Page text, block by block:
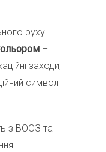
руху.
–
заходи,
символ
з ВООЗ та